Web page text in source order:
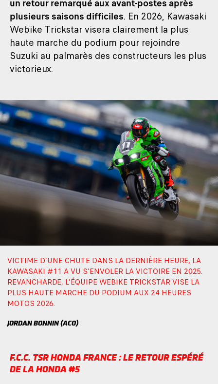
un retour remarqué aux avant-postes après
plusieurs saisons difficiles. En 2026, Kawasaki
Webike Trickstar visera clairement la plus
haute marche du podium pour rejoindre
Suzuki au palmarès des constructeurs les plus
victorieux.
VICTIME D’UNE CHUTE DANS LA DERNIÈRE HEURE, LA
KAWASAKI #11 A VU S’ENVOLER LA VICTOIRE EN 2025.
REVANCHARDE, L’ÉQUIPE WEBIKE TRICKSTAR VISE LA
PLUS HAUTE MARCHE DU PODIUM AUX 24 HEURES
MOTOS 2026.
JORDAN BONNIN (ACO)
F.C.C. TSR HONDA FRANCE : LE RETOUR ESPÉRÉ
DE LA HONDA #5